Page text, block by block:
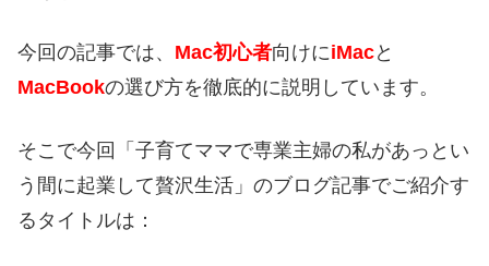
今回の記事では、 Mac初心者向けにiMacと
MacBookの選び方を徹底的に説明しています。
そこで今回「子育てママで専業主婦の私があっとい
う間に起業して贅沢生活」のブログ記事でご紹介す
るタイトルは：